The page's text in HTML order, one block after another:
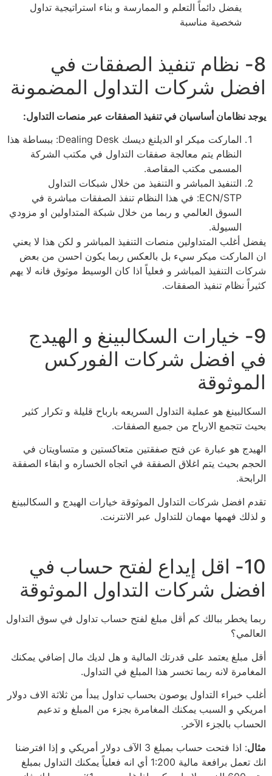
يفضل دائماً التعلم و الممارسة و بناء استراتيجية تداول
شخصية مناسبة
8- نظام تنفيذ الصفقات في
افضل شركات التداول المضمونة
يوجد نظامان أساسيان في تنفيذ الصفقات عبر منصات التداول:
الماركت ميكر او الديلنغ ديسك Dealing Desk: ببساطة هذا
النظام يتم معالجة صفقات التداول في مكتب الشركة
المسمى مكتب المقاصة.
التنفيذ المباشر و التنفيذ من خلال شبكات التداول
ECN/STP: في هذا النظام تنفذ الصفقات مباشرة في
السوق العالمي و ربما من خلال شبكة المتداولين او مزودي
السيولة.
يفضل أغلب المتداولين منصات التنفيذ المباشر و لكن هذا لا يعني
ان الماركت ميكر سيء بل بالعكس ربما يكون احسن من بعض
شركات التنفيذ المباشر و فعلياً اذا كان الوسيط موثوق فانه لا يهم
كثيراً نظام تنفيذ الصفقات.
9- خيارات السكالبينغ و الهيدج
في افضل شركات الفوركس
الموثوقة
السكالبينغ هو عملية التداول السريعه بارباح قليلة و تكرار كثير
بحيث تتجمع الارباح من جميع الصفقات.
الهيدج هو عبارة عن فتح صفقتين متعاكستين و متساويتان في
الحجم بحيث يتم اغلاق الصفقة في اتجاه الخساره و ابقاء الصفقة
الرابحة.
تقدم افضل شركات التداول الموثوقة خيارات الهيدج و السكالبينغ
و لذلك فهمها مهمان للتداول عبر الانترنت.
10- اقل إيداع لفتح حساب في
افضل شركات التداول الموثوقة
ربما يخطر ببالك كم أقل مبلغ لفتح حساب تداول في سوق التداول
العالمي؟
أقل مبلغ يعتمد على قدرتك المالية و هل لديك مال إضافي يمكنك
المغامرة لانه ربما تخسر هذا المبلغ في التداول.
أغلب خبراء التداول يوصون بحساب تداول يبدأ من ثلاثة الاف دولار
امريكي و السبب يمكنك المغامرة بجزء من المبلغ و تدعيم
الحساب بالجزء الآخر.
مثال
: اذا فتحت حساب بمبلغ 3 الآف دولار أمريكي و إذا افترضنا
انك تعمل برافعة مالية 1:200 أي انه فعلياً يمكنك التداول بمبلغ